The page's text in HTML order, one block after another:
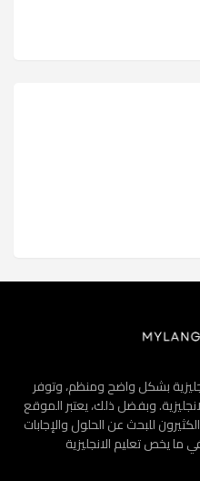
بشكل واضح ومنظم، وتوفر
وبفضل ذلك، يعتبر الموقع
للبحث عن الحلول والإجابات
يخص تعليم الانجليزية